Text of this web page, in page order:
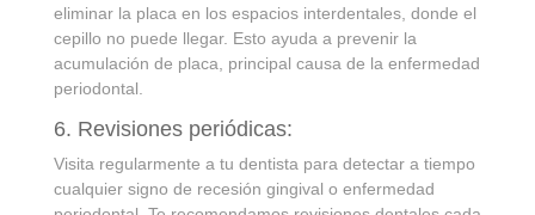
eliminar la placa en los espacios interdentales, donde el
cepillo no puede llegar. Esto ayuda a prevenir la
acumulación de placa, principal causa de la enfermedad
periodontal.
6. Revisiones periódicas:
Visita regularmente a tu dentista para detectar a tiempo
cualquier signo de recesión gingival o enfermedad